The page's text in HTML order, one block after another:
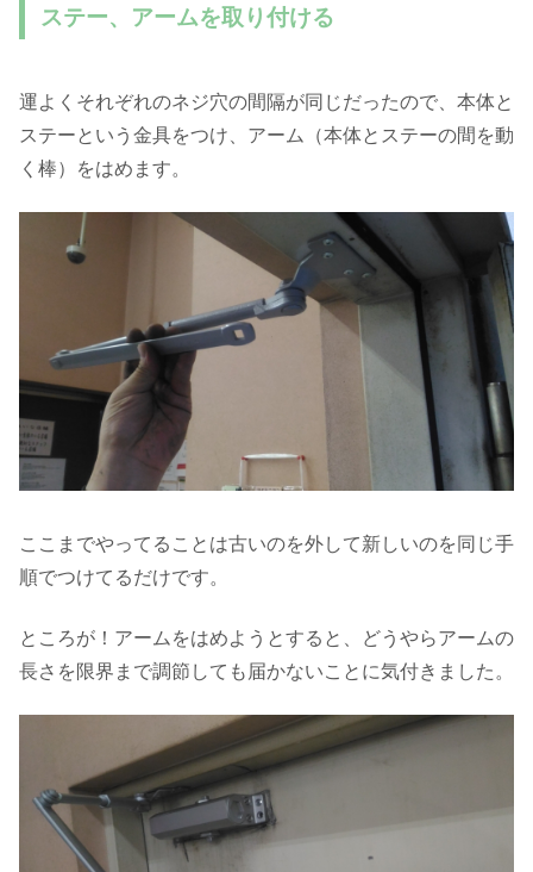
ステー、アームを取り付ける
運よくそれぞれのネジ穴の間隔が同じだったので、本体と
ステーという金具をつけ、アーム（本体とステーの間を動
く棒）をはめます。
ここまでやってることは古いのを外して新しいのを同じ手
順でつけてるだけです。
ところが！アームをはめようとすると、どうやらアームの
長さを限界まで調節しても届かないことに気付きました。